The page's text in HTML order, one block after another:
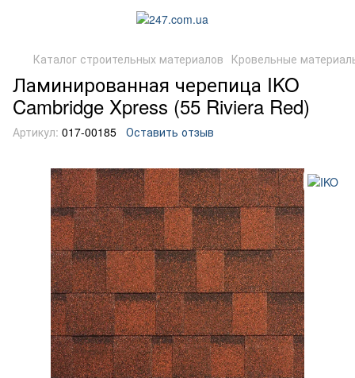
Каталог строительных материалов Кровельные
Ламинированная черепица IKO
Cambridge Xpress (55 Riviera Red)
Артикул: 017-00185 Оставить отзыв